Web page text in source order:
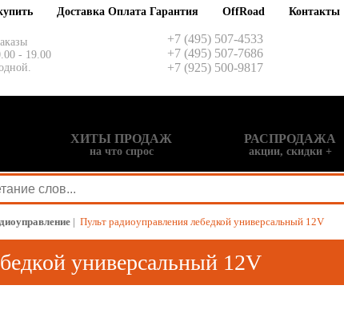
Доставка Оплата Гарантия OffRoad Контакты
- 19.00
+7 (495) 507-4533
+7 (495) 507-7686
+7 (925) 500-9817
ХИТЫ ПРОДАЖ
на что спрос
РАСПРОДАЖА
акции, скидки +
| Пульт радиоуправления лебедкой универсальный 12V
универсальный 12V